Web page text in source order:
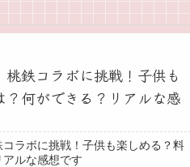
鉄コラボに挑戦！子供も
？何ができる？リアルな感
ラボに挑戦！子供も楽しめる？料
ルな感想です